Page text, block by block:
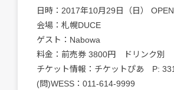
日時：2017年10月29日（日）
会場：札幌DUCE
ゲスト：Nabowa
料金：前売券 3800円 ドリンク別
チケット情報：チケットぴあ P:
(問)WESS：011-614-9999